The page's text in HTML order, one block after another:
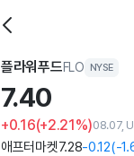
플라워푸드FLO NYSE
7.40
+0.16(+2.21%)08.07,
애프터마켓7.28-0.12(-1